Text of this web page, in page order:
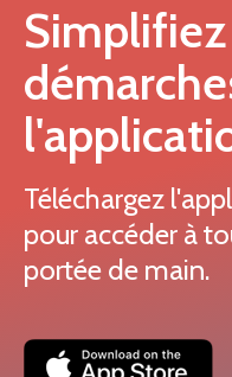
Téléchargez
pour accéder à
portée de main.